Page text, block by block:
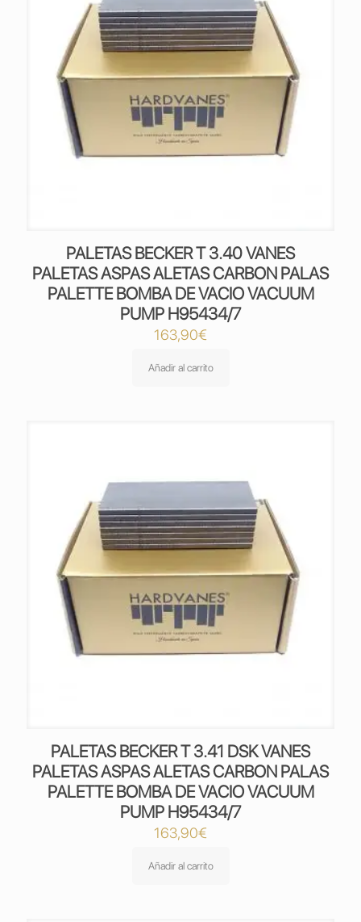
PALETAS BECKER T 3.40 VANES
PALETAS ASPAS ALETAS CARBON PALAS
PALETTE BOMBA DE VACIO VACUUM
PUMP H95434/7
163,90€
Añadir al carrito
PALETAS BECKER T 3.41 DSK VANES
PALETAS ASPAS ALETAS CARBON PALAS
PALETTE BOMBA DE VACIO VACUUM
PUMP H95434/7
163,90€
Añadir al carrito